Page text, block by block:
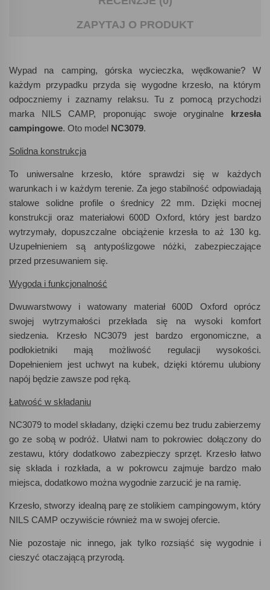
ZAPYTAJ O PRODUKT
Wypad na camping, górska wycieczka, wędkowanie? W
każdym przypadku przyda się wygodne krzesło, na którym
odpoczniemy i zaznamy relaksu. Tu z pomocą przychodzi
marka NILS CAMP, proponując swoje oryginalne krzesła
campingowe. Oto model NC3079.
Solidna konstrukcja
To uniwersalne krzesło, które sprawdzi się w każdych
warunkach i w każdym terenie. Za jego stabilność odpowiadają
stalowe solidne profile o średnicy 22 mm. Dzięki mocnej
konstrukcji oraz materiałowi 600D Oxford, który jest bardzo
wytrzymały, dopuszczalne obciążenie krzesła to aż 130 kg.
Uzupełnieniem są antypoślizgowe nóżki, zabezpieczające
przed przesuwaniem się.
Wygoda i funkcjonalność
Dwuwarstwowy i watowany materiał 600D Oxford oprócz
swojej wytrzymałości przekłada się na wysoki komfort
siedzenia. Krzesło NC3079 jest bardzo ergonomiczne, a
podłokietniki mają możliwość regulacji wysokości.
Dopełnieniem jest uchwyt na kubek, dzięki któremu ulubiony
napój będzie zawsze pod ręką.
Łatwość w składaniu
NC3079 to model składany, dzięki czemu bez trudu zabierzemy
go ze sobą w podróż. Ułatwi nam to pokrowiec dołączony do
zestawu, który dodatkowo zabezpieczy sprzęt. Krzesło łatwo
się składa i rozkłada, a w pokrowcu zajmuje bardzo mało
miejsca, dodatkowo można wygodnie zarzucić je na ramię.
Krzesło, stworzy idealną parę ze stolikiem campingowym, który
NILS CAMP oczywiście również ma w swojej ofercie.
Nie pozostaje nic innego, jak tylko rozsiąść się wygodnie i
cieszyć otaczającą przyrodą.